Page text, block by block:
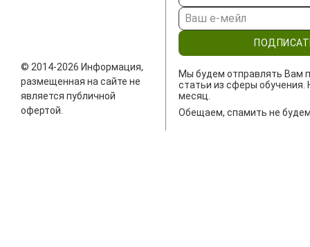
© 2014-2026 Информация,
размещенная на сайте не
является публичной
офертой.
Мы будем отправлять Вам
статьи из сферы обучения.
месяц.
Обещаем, спамить не